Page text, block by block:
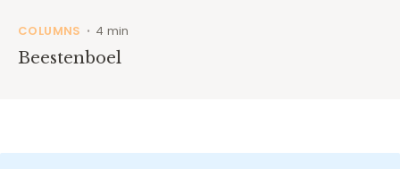
COLUMNS • 4 min
Beestenboel